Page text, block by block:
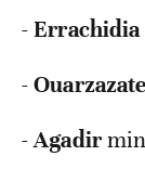
-Errachidia
-Ouarzazate
-Agadirmin